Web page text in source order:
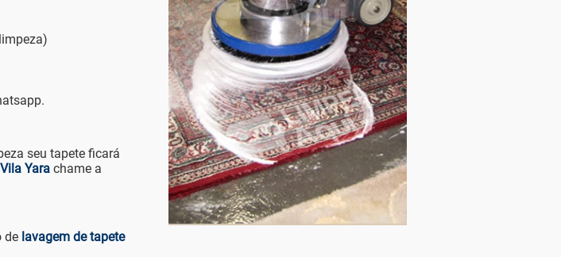
seu tapete ficará
Yara chame a
de lavagem de tapete